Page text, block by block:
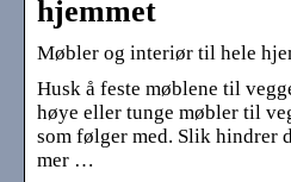
hjemmet
Møbler og interiør til hele
Husk å feste møblene til
høye eller tunge møbler til
som følger med. Slik hindrer
mer …